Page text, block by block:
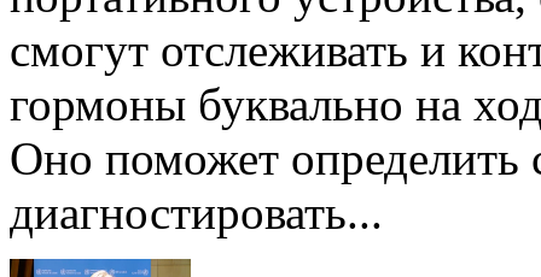
смогут отслеживать и
гормоны буквально на
Оно поможет
диагностировать...